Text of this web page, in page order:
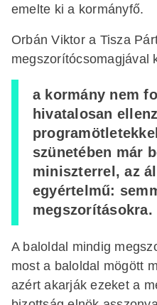
emelte ki a kormányfő.
Orbán Viktor a Tisza
megszorítócsomagjával
a kormány nem
hivatalosan
szünetében már
miniszterrel, az
egyértelmű:
megszorításokra.
A baloldal mindig
most a baloldal mögött
azért akarják ezeket a